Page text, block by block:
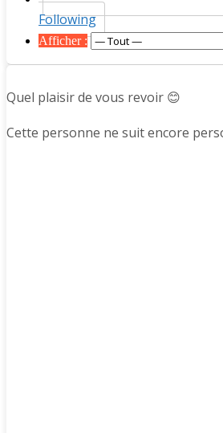
Following
Afficher :
Quel plaisir de vous revoir 😊
Cette personne ne suit encore